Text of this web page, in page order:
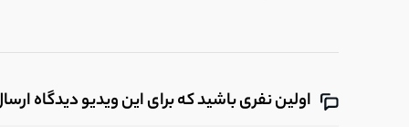
اولین نفری باشید که برای این ویدیو دیدگاه